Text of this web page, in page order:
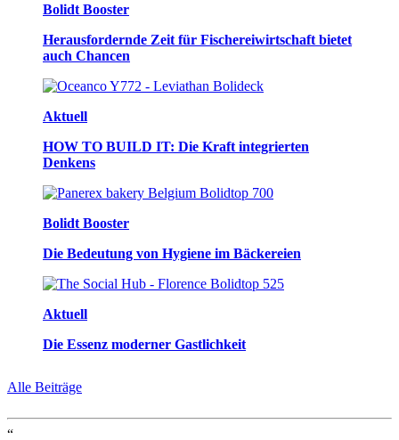
Bolidt Booster
Herausfordernde Zeit für Fischereiwirtschaft bietet
auch Chancen
Aktuell
HOW TO BUILD IT: Die Kraft integrierten
Denkens
Bolidt Booster
Die Bedeutung von Hygiene im Bäckereien
Aktuell
Die Essenz moderner Gastlichkeit
Alle Beiträge
“